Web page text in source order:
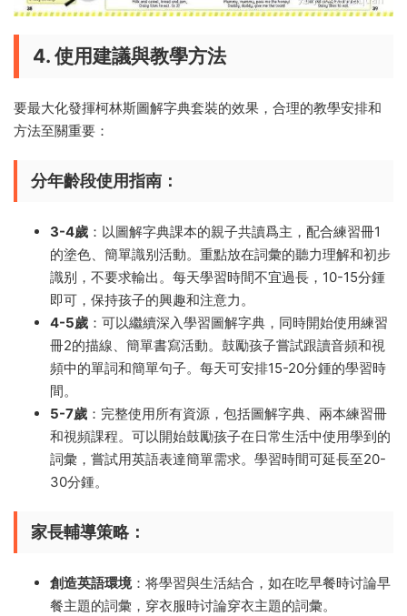
4. 使用建議與教學方法
要最大化發揮柯林斯圖解字典套裝的效果，合理的教學安排和
方法至關重要：
分年齡段使用指南 ：
3-4歲 ：以圖解字典課本的親子共讀爲主，配合練習冊1
的塗色、簡單識别活動。重點放在詞彙的聽力理解和初步
識别，不要求輸出。每天學習時間不宜過長，10-15分鍾
即可，保持孩子的興趣和注意力。
4-5歲 ：可以繼續深入學習圖解字典，同時開始使用練習
冊2的描線、簡單書寫活動。鼓勵孩子嘗試跟讀音頻和視
頻中的單詞和簡單句子。每天可安排15-20分鍾的學習時
間。
5-7歲 ：完整使用所有資源，包括圖解字典、兩本練習冊
和視頻課程。可以開始鼓勵孩子在日常生活中使用學到的
詞彙，嘗試用英語表達簡單需求。學習時間可延長至20-
30分鍾。
家長輔導策略 ：
創造英語環境：将學習與生活結合，如在吃早餐時讨論早
餐主題的詞彙，穿衣服時讨論穿衣主題的詞彙。